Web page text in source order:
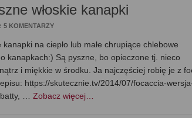
włoskie kanapki
5 KOMENTARZY
kanapki na ciepło lub małe chrupiące chlebowe
o kanapkach:) Są pyszne, bo opieczone tj. nieco
i miękkie w środku. Ja najczęściej robię je z
https://skutecznie.tv/2014/07/focaccia-
…Zobacz więcej…